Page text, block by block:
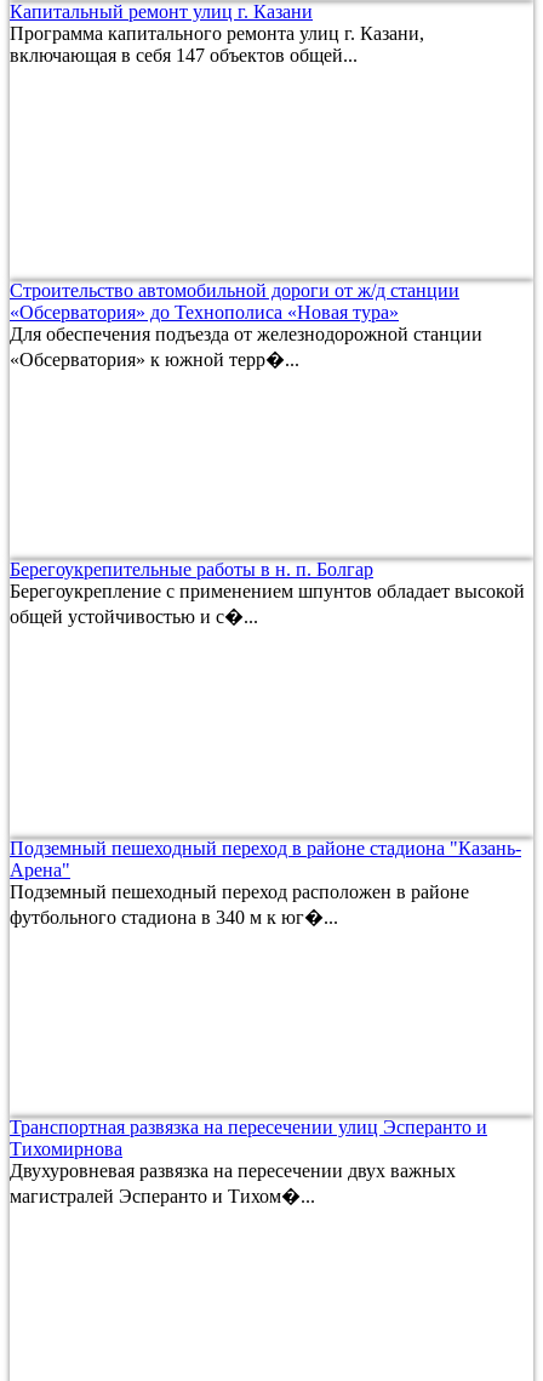
Капитальный ремонт улиц г. Казани
Программа капитального ремонта улиц г. Казани,
включающая в себя 147 объектов общей...
Строительство автомобильной дороги от ж/д станции
«Обсерватория» до Технополиса «Новая тура»
Для обеспечения подъезда от железнодорожной станции
«Обсерватория» к южной терр�...
Берегоукрепительные работы в н. п. Болгар
Берегоукрепление с применением шпунтов обладает высокой
общей устойчивостью и с�...
Подземный пешеходный переход в районе стадиона "Казань-
Арена"
Подземный пешеходный переход расположен в районе
футбольного стадиона в 340 м к юг�...
Транспортная развязка на пересечении улиц Эсперанто и
Тихомирнова
Двухуровневая развязка на пересечении двух важных
магистралей Эсперанто и Тихом�...